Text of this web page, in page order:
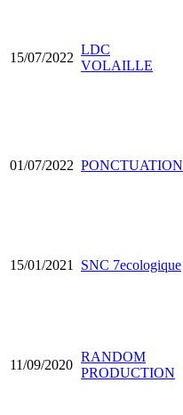
15/07/2022
LDC
VOLAILLE
01/07/2022 PONCTUATION
15/01/2021 SNC 7ecologique
11/09/2020
RANDOM
PRODUCTION